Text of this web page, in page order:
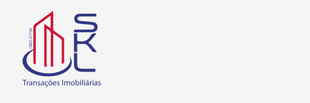
Página inicial